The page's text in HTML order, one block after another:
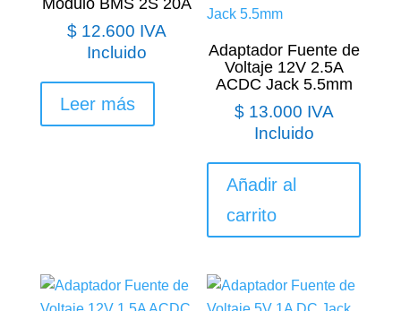
Módulo BMS 2S 20A
$ 12.600 IVA
Incluido
Leer más
Adaptador Fuente de
Voltaje 12V 2.5A
ACDC Jack 5.5mm
$13.000 IVA
Incluido
Añadir al
carrito